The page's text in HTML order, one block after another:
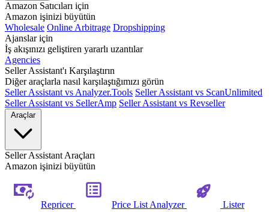
Amazon Satıcıları için
Amazon işinizi büyütün
Wholesale Online Arbitrage Dropshipping
Ajanslar için
İş akışınızı geliştiren yararlı uzantılar
Agencies
Seller Assistant'ı Karşılaştırın
Diğer araçlarla nasıl karşılaştığımızı görün
Seller Assistant vs Analyzer.Tools Seller Assistant vs ScanUnlimited
Seller Assistant vs SellerAmp Seller Assistant vs Revseller
Araçlar
Seller Assistant Araçları
Amazon işinizi büyütün
Repricer Price List Analyzer Lister